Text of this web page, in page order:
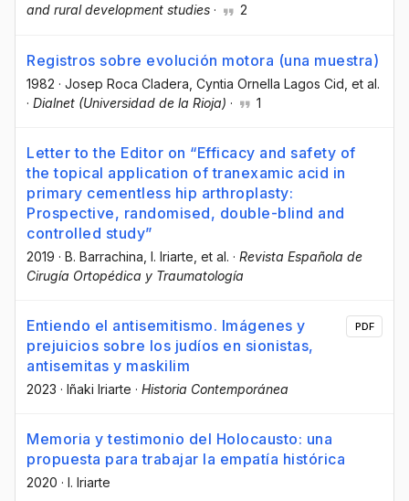
and rural development studies · 2
Registros sobre evolución motora (una muestra)
1982 · Josep Roca Cladera , Cyntia Ornella Lagos Cid , et al.
· Dialnet (Universidad de la Rioja) · 1
Letter to the Editor on “Efficacy and safety of
the topical application of tranexamic acid in
primary cementless hip arthroplasty:
Prospective, randomised, double-blind and
controlled study”
2019 · B. Barrachina , I. Iriarte , et al. · Revista Española de
Cirugía Ortopédica y Traumatología
Entiendo el antisemitismo. Imágenes y
prejuicios sobre los judíos en sionistas,
antisemitas y maskilim
2023 · Iñaki Iriarte · Historia Contemporánea
PDF
Memoria y testimonio del Holocausto: una
propuesta para trabajar la empatía histórica
2020 · I. Iriarte